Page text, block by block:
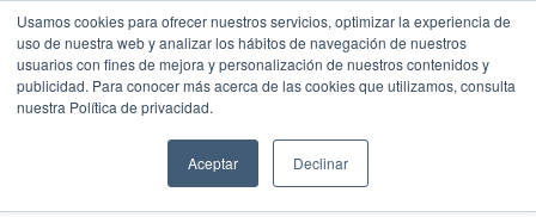
Usamos cookies para ofrecer nuestros servicios, optimizar la experiencia de
uso de nuestra web y analizar los hábitos de navegación de nuestros
usuarios con fines de mejora y personalización de nuestros contenidos y
publicidad. Para conocer más acerca de las cookies que utilizamos, consulta
nuestra Política de privacidad.
Aceptar Declinar
SESIÓN DE CONSULTORÍA GRATUITA